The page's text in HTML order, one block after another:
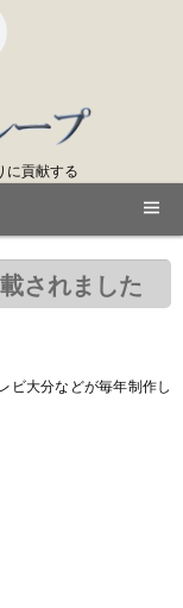
に貢献する
されました
ビ大分などが毎年制作し